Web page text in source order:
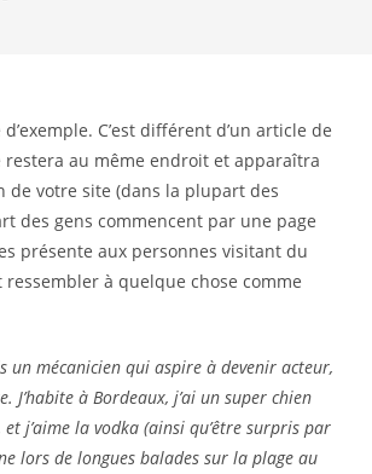
C’est différent d’un article de
restera au même endroit et apparaîtra
de votre site (dans la plupart des
des gens commencent par une page
présente aux personnes visitant du
à quelque chose comme
un mécanicien qui aspire à devenir acteur,
J’habite à Bordeaux, j’ai un super chien
et j’aime la vodka (ainsi qu’être surpris par
lors de longues balades sur la plage au